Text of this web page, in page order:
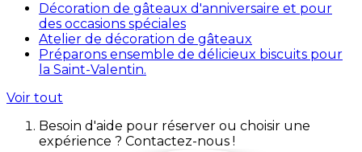
Décoration de gâteaux d'anniversaire et pour
des occasions spéciales
Atelier de décoration de gâteaux
Préparons ensemble de délicieux biscuits pour
la Saint-Valentin.
Voir tout
Besoin d'aide pour réserver ou choisir une
expérience ? Contactez-nous !